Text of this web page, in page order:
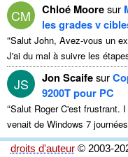
CM Chloé Mooresur
les grades v
“Salut John, Avez-vous un
J'ai du mal à suivre les
JS Jon Scaifesur
9200T pour PC
“Salut Roger C'est frustrant.
venait de Windows 7
droits d'auteur© 2003-